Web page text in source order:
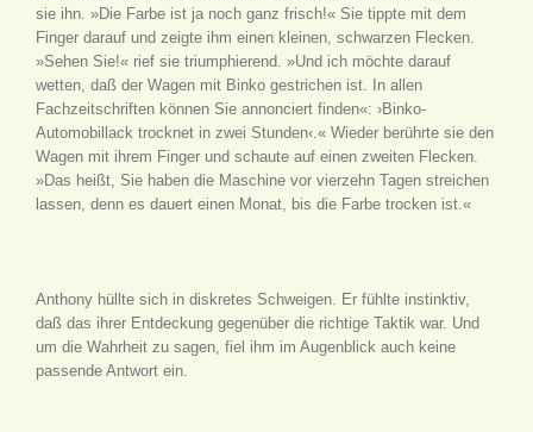
sie ihn. »Die Farbe ist ja noch ganz frisch!« Sie tippte mit dem
Finger darauf und zeigte ihm einen kleinen, schwarzen Flecken.
»Sehen Sie!« rief sie triumphierend. »Und ich möchte darauf
wetten, daß der Wagen mit Binko gestrichen ist. In allen
Fachzeitschriften können Sie annonciert finden«: ›Binko-
Automobillack trocknet in zwei Stunden‹.« Wieder berührte sie den
Wagen mit ihrem Finger und schaute auf einen zweiten Flecken.
»Das heißt, Sie haben die Maschine vor vierzehn Tagen streichen
lassen, denn es dauert einen Monat, bis die Farbe trocken ist.«
Anthony hüllte sich in diskretes Schweigen. Er fühlte instinktiv,
daß das ihrer Entdeckung gegenüber die richtige Taktik war. Und
um die Wahrheit zu sagen, fiel ihm im Augenblick auch keine
passende Antwort ein.